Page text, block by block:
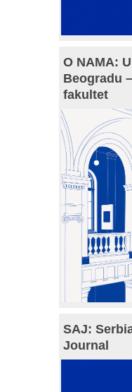
O NAMA:
Beogradu
fakultet
SAJ:
Journal